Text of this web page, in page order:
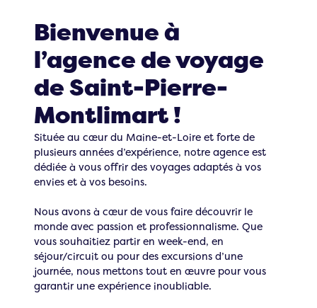
Bienvenue à
l’agence de voyage
de Saint-Pierre-
Montlimart !
Située au cœur du Maine-et-Loire et forte de
plusieurs années d’expérience, notre agence est
dédiée à vous offrir des voyages adaptés à vos
envies et à vos besoins.
Nous avons à cœur de vous faire découvrir le
monde avec passion et professionnalisme. Que
vous souhaitiez partir en week-end, en
séjour/circuit ou pour des excursions d’une
journée, nous mettons tout en œuvre pour vous
garantir une expérience inoubliable.